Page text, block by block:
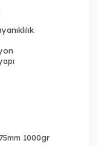
1000gr